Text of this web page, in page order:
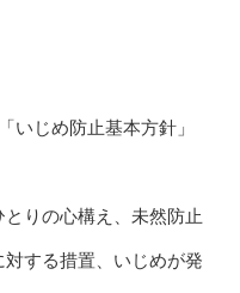
いじめ防止基本方針」
りの心構え、未然防止
する措置、いじめが発